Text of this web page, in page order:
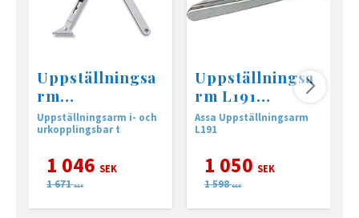
Uppställningsa
rm
TS2000/4000
till &
ar
Uppställningsarm i- och
urkopplingsbar t
1 046 SEK
1 671 SEK
Uppställningsa
rm L191
(DC200,
DC300)
Assa Uppställningsarm
L191
1 050 SEK
1 598 SEK